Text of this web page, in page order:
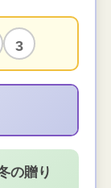
3
の贈り